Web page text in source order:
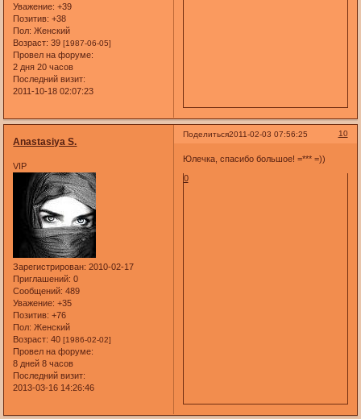
Уважение: +39
Позитив: +38
Пол: Женский
Возраст: 39[1987-06-05]
Провел на форуме:
2 дня 20 часов
Последний визит:
2011-10-18 02:07:23
Поделиться 10
2011-02-03 07:56:25
Anastasiya S.
VIP
Зарегистрирован: 2010-02-17
Приглашений: 0
Сообщений: 489
Уважение: +35
Позитив: +76
Пол: Женский
Возраст: 40[1986-02-02]
Провел на форуме:
8 дней 8 часов
Последний визит:
2013-03-16 14:26:46
Юлечка, спасибо большое! =*** =))
0